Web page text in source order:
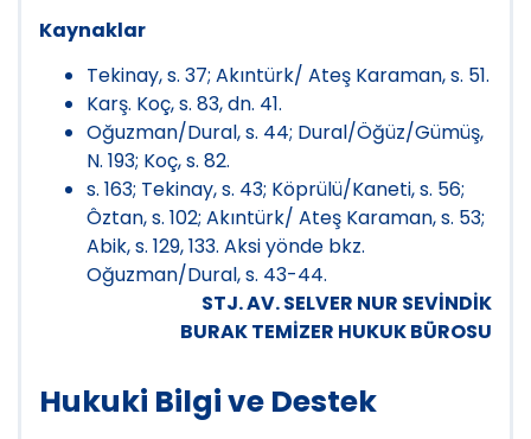
Kaynaklar
Tekinay, s. 37; Akıntürk/ Ateş Karaman, s. 51.
Karş. Koç, s. 83, dn. 41.
Oğuzman/Dural, s. 44; Dural/Öğüz/Gümüş,
N. 193; Koç, s. 82.
s. 163; Tekinay, s. 43; Köprülü/Kaneti, s. 56;
Ôztan, s. 102; Akıntürk/ Ateş Karaman, s. 53;
Abik, s. 129, 133. Aksi yönde bkz.
Oğuzman/Dural, s. 43-44.
STJ. AV. SELVER NUR SEVİNDİK
BURAK TEMİZER HUKUK BÜROSU
Hukuki Bilgi ve Destek